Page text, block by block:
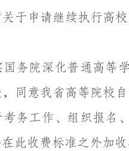
关于申请继续执行高
国务院深化普通高等
同意我省高等院校
务工作、组织报名
此收费标准之外加